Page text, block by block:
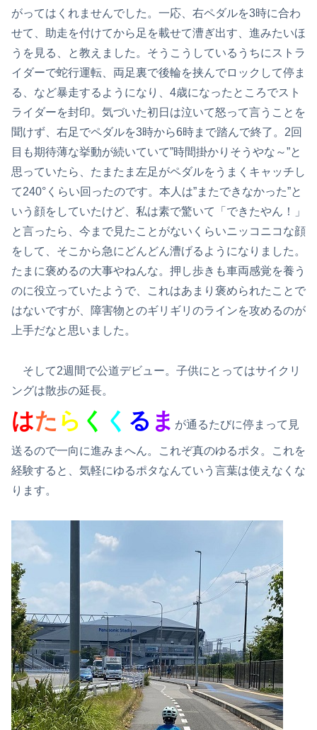
がってはくれませんでした。一応、右ペダルを3時に合わ
せて、助走を付けてから足を載せて漕ぎ出す、進みたいほ
うを見る、と教えました。そうこうしているうちにストラ
イダーで蛇行運転、両足裏で後輪を挟んでロックして停ま
る、など暴走するようになり、4歳になったところでスト
ライダーを封印。気づいた初日は泣いて怒って言うことを
聞けず、右足でペダルを3時から6時まで踏んで終了。2回
目も期待薄な挙動が続いていて”時間掛かりそうやな～”と
思っていたら、たまたま左足がペダルをうまくキャッチし
て240°くらい回ったのです。本人は”またできなかった”と
いう顔をしていたけど、私は素で驚いて「できたやん！」
と言ったら、今まで見たことがないくらいニッコニコな顔
をして、そこから急にどんどん漕げるようになりました。
たまに褒めるの大事やねんな。押し歩きも車両感覚を養う
のに役立っていたようで、これはあまり褒められたことで
はないですが、障害物とのギリギリのラインを攻めるのが
上手だなと思いました。
そして2週間で公道デビュー。子供にとってはサイクリ
ングは散歩の延長。
はた ら く く る ま が通るたびに停まって見
送るので一向に進みまへん。これぞ真のゆるポタ。これを
経験すると、気軽にゆるポタなんていう言葉は使えなくな
ります。